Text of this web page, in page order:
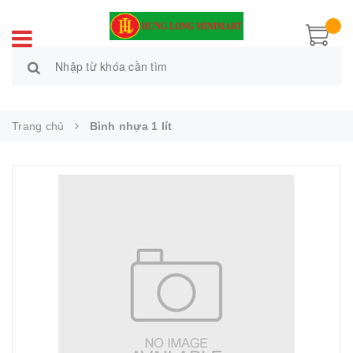
Trang chủ Bình nhựa 1 lít